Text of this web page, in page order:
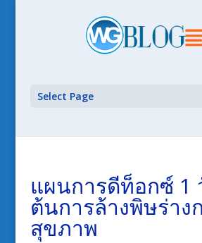
Select Page
แผนการดีท็อกซ์ 1
ต้นการล้างพิษร่าง
สุขภาพ